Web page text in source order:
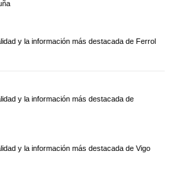
y la información más destacada de Ferrol
y la información más destacada de
y la información más destacada de Vigo